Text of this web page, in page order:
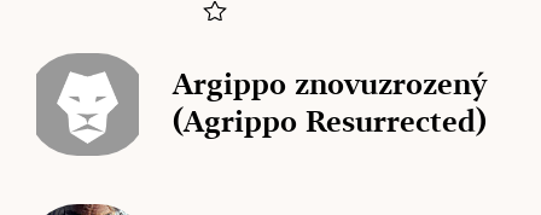
Argippo znovuzrozený
(Agrippo Resurrected)